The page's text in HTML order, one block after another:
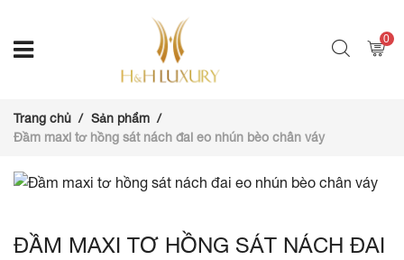
0
Trang chủ
Sản phẩm
Đầm maxi tơ hồng sát nách đai eo nhún bèo chân váy
ĐẦM MAXI TƠ HỒNG SÁT NÁCH ĐAI